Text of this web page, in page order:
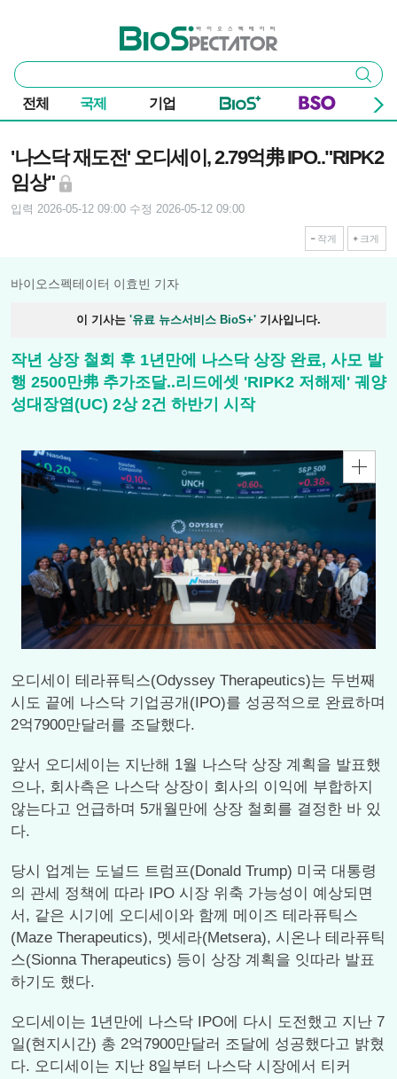
바이오스펙테이터
통
합
검
색
검색
전체 국제 기업
'나스닥 재도전' 오디세이, 2.79억弗 IPO.."RIPK2
임상"
입력 2026-05-12 09:00 수정 2026-05-12 09:00
작게 크게
바이오스펙테이터 이효빈 기자
이 기사는 '유료 뉴스서비스 BioS+' 기사입니다.
작년 상장 철회 후 1년만에 나스닥 상장 완료, 사모 발
행 2500만弗 추가조달..리드에셋 'RIPK2 저해제' 궤양
성대장염(UC) 2상 2건 하반기 시작
오디세이 테라퓨틱스(Odyssey Therapeutics)는 두번째
시도 끝에 나스닥 기업공개(IPO)를 성공적으로 완료하며
2억7900만달러를 조달했다.
앞서 오디세이는 지난해 1월 나스닥 상장 계획을 발표했
으나, 회사측은 나스닥 상장이 회사의 이익에 부합하지
않는다고 언급하며 5개월만에 상장 철회를 결정한 바 있
다.
당시 업계는 도널드 트럼프(Donald Trump) 미국 대통령
의 관세 정책에 따라 IPO 시장 위축 가능성이 예상되면
서, 같은 시기에 오디세이와 함께 메이즈 테라퓨틱스
(Maze Therapeutics), 멧세라(Metsera), 시온나 테라퓨틱
스(Sionna Therapeutics) 등이 상장 계획을 잇따라 발표
하기도 했다.
오디세이는 1년만에 나스닥 IPO에 다시 도전했고 지난 7
일(현지시간) 총 2억7900만달러 조달에 성공했다고 밝혔
다. 오디세이는 지난 8일부터 나스닥 시장에서 티커